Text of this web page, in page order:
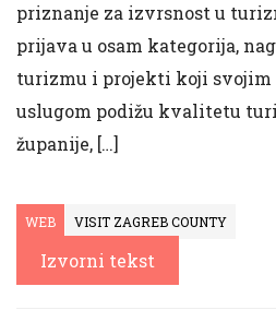
priznanje za izvrsnost u
prijava u osam kategorija,
turizmu i projekti koji svojim
uslugom podižu kvalitetu
županije, […]
WEB VISIT ZAGREB COUNTY
Izvorni tekst